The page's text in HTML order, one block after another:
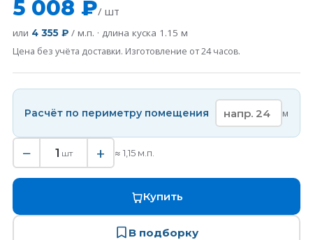
5 008 ₽/ шт
или 4 355 ₽ / м.п. · длина куска 1.15 м
Цена без учёта доставки. Изготовление от 24 часов.
Расчёт по периметру помещения м
− 1 шт + ≈ 1,15 м.п.
Купить
В подборку